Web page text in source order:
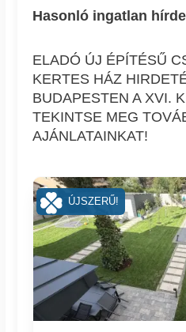
Hasonló ingatlan
ELADÓ ÚJ ÉPÍTÉSŰ
KERTES HÁZ
BUDAPESTEN A XVI.
TEKINTSE MEG
AJÁNLATAINKAT!
ÚJSZERŰ!